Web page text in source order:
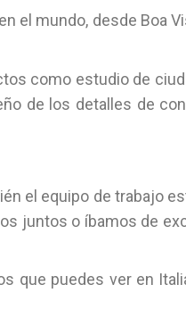
mundo, desde Boa
como estudio de
de los detalles de
el equipo de trabajo
juntos o íbamos de
que puedes ver en